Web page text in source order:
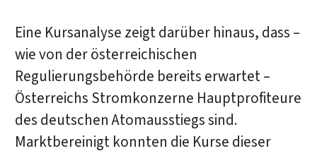
Eine Kursanalyse zeigt darüber hinaus, dass –
wie von der österreichischen
Regulierungsbehörde bereits erwartet –
Österreichs Stromkonzerne Hauptprofiteure
des deutschen Atomausstiegs sind.
Marktbereinigt konnten die Kurse dieser